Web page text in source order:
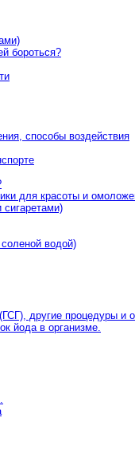
бороться?
способы воздействия
для красоты и
водой)
другие процедуры и
йода в организме.